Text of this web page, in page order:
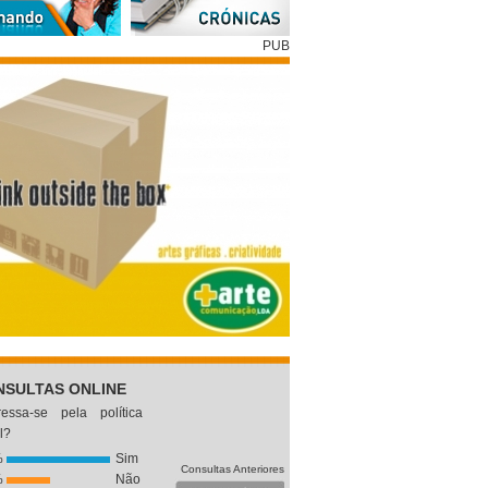
PUB
ONLINE
se pela política
Sim
Não
Consultas Anteriores